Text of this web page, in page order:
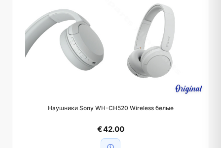
Наушники Sony WH-CH520 Wireless белые
€ 42.00